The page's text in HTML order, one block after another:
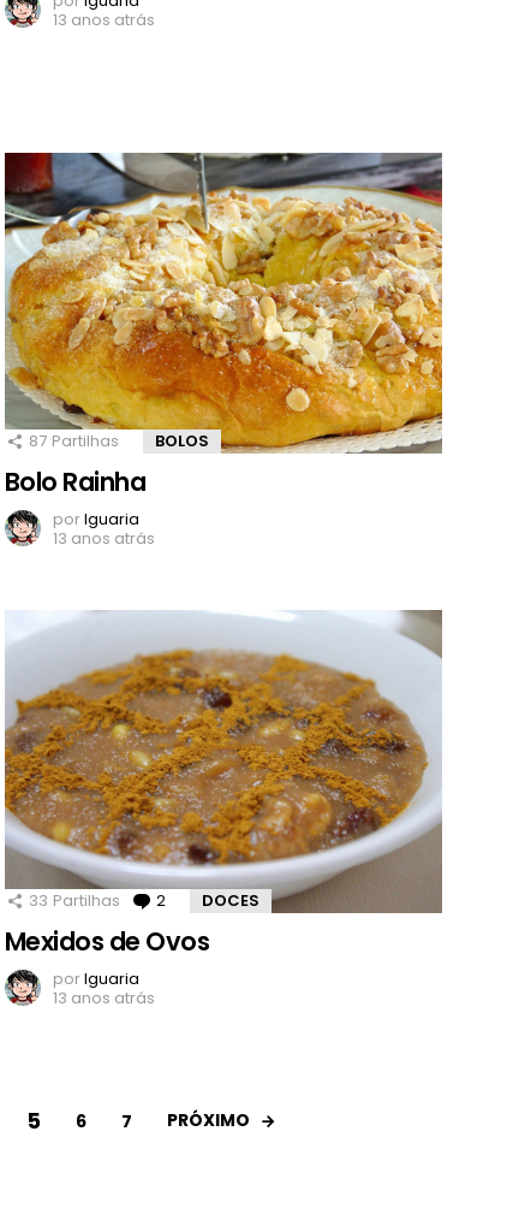
13 anos atrás
87 Partilhas BOLOS
Bolo Rainha
porIguaria
13 anos atrás
33 Partilhas 2 Comentários
DOCES
Mexidos de Ovos
porIguaria
13 anos atrás
5 6 7 PRÓXIMO